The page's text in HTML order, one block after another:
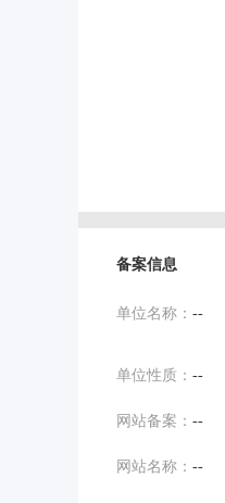
备案信息
单位名称： --
单位性质： --
网站备案： --
网站名称： --